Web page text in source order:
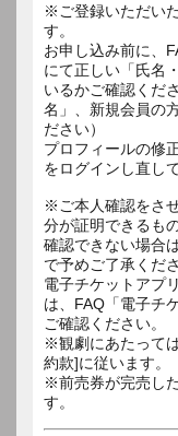
※ご登録いただい
す。
お申し込み前に、
にて正しい「氏名
いるかご確認くだ
名」、新規会員の
ださい）
プロフィールの修
をログインし直し
※ご本人確認をさ
分が証明できるも
確認できない場合
で予めご了承くださ
電子チケットアプ
は、FAQ「電子チ
ご確認ください。
※観劇にあたって
約款]に従います。
※前売券が完売し
す。